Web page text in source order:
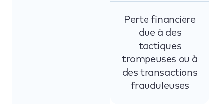
Perte financière
due à des
tactiques
trompeuses ou à
des transactions
frauduleuses